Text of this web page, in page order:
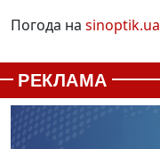
Погода на sinoptik.ua
РЕКЛАМА